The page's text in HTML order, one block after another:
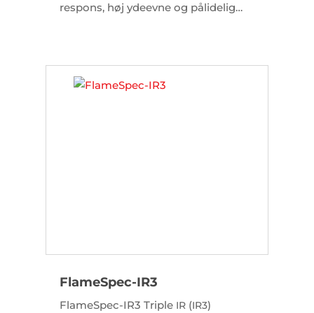
respons, høj ydeevne og pålidelig
FlameSpec-IR3
FlameSpec-IR3 Triple IR(IR3)